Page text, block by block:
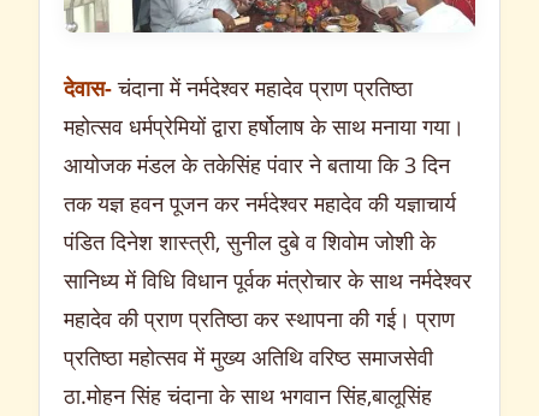
देवास-चंदाना में नर्मदेश्वर महादेव प्राण प्रतिष्ठा
महोत्सव धर्मप्रेमियों द्वारा हर्षोलाष के साथ मनाया गया।
आयोजक मंडल के तकेसिंह पंवार ने बताया कि 3 दिन
तक यज्ञ हवन पूजन कर नर्मदेश्वर महादेव की यज्ञाचार्य
पंडित दिनेश शास्त्री, सुनील दुबे व शिवोम जोशी के
सानिध्य में विधि विधान पूर्वक मंत्रोचार के साथ नर्मदेश्वर
महादेव की प्राण प्रतिष्ठा कर स्थापना की गई। प्राण
प्रतिष्ठा महोत्सव में मुख्य अतिथि वरिष्ठ समाजसेवी
ठा.मोहन सिंह चंदाना के साथ भगवान सिंह,बालूसिंह